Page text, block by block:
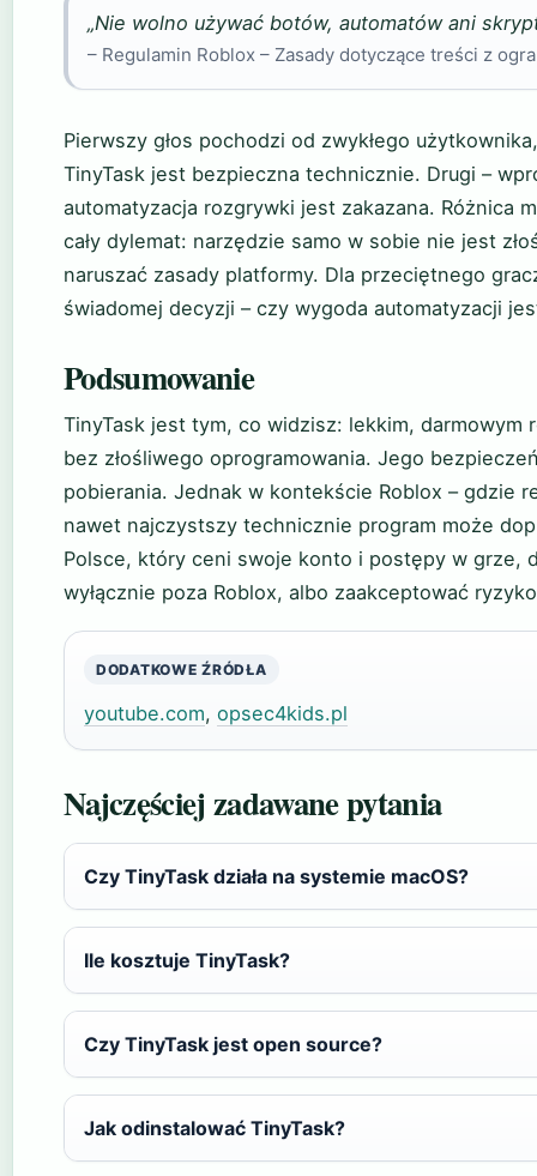
„Nie wolno używać botów, automatów ani
– Regulamin Roblox – Zasady dotyczące treści z
Pierwszy głos pochodzi od zwykłego
TinyTask jest bezpieczna technicznie. Drugi –
automatyzacja rozgrywki jest zakazana. Różnica
cały dylemat: narzędzie samo w sobie nie jest
naruszać zasady platformy. Dla przeciętnego
świadomej decyzji – czy wygoda automatyzacji
Podsumowanie
TinyTask jest tym, co widzisz: lekkim,
bez złośliwego oprogramowania. Jego
pobierania. Jednak w kontekście Roblox – gdzie
nawet najczystszy technicznie program może
Polsce, który ceni swoje konto i postępy w grze,
wyłącznie poza Roblox, albo zaakceptować
DODATKOWE ŹRÓDŁA
youtube.com, opsec4kids.pl
Najczęściej zadawane pytania
Czy TinyTask działa na systemie macOS?
Ile kosztuje TinyTask?
Czy TinyTask jest open source?
Jak odinstalować TinyTask?